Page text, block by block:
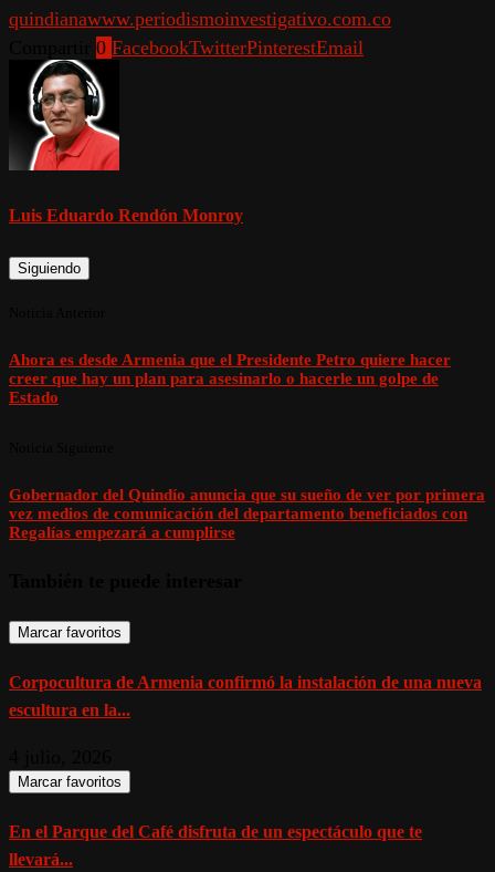
quindianawww.periodismoinvestigativo.com.co
0 FacebookTwitterPinterestEmail
Luis Eduardo Rendón Monroy
Siguiendo
Ahora es desde Armenia que el Presidente Petro quiere hacer
creer que hay un plan para asesinarlo o hacerle un golpe de
Estado
Gobernador del Quindío anuncia que su sueño de ver por primera
vez medios de comunicación del departamento beneficiados con
Regalías empezará a cumplirse
Marcar favoritos
Corpocultura de Armenia confirmó la instalación de una nueva
escultura en la...
Marcar favoritos
En el Parque del Café disfruta de un espectáculo que te
llevará...